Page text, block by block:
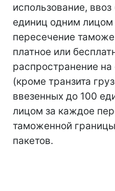
использование,
единиц одним
пересечение
платное или
распространение на
(кроме транзита
ввезенных до 100
лицом за каждое
таможенной
пакетов.